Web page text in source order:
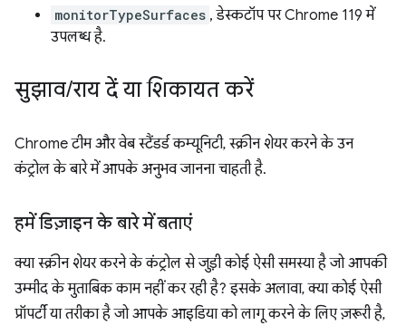
monitorTypeSurfaces , डेस्कटॉप पर Chrome 119 में
उपलब्ध है.
सुझाव/राय दें या शिकायत करें
Chrome टीम और वेब स्टैंडर्ड कम्यूनिटी, स्क्रीन शेयर करने के उन
कंट्रोल के बारे में आपके अनुभव जानना चाहती है.
हमें डिज़ाइन के बारे में बताएं
क्या स्क्रीन शेयर करने के कंट्रोल से जुड़ी कोई ऐसी समस्या है जो आपकी
उम्मीद के मुताबिक काम नहीं कर रही है? इसके अलावा, क्या कोई ऐसी
प्रॉपर्टी या तरीका है जो आपके आइडिया को लागू करने के लिए ज़रूरी है,